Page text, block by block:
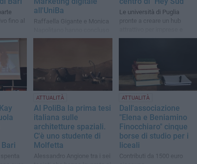
fino al
all'UniBa
Raffaella Gigante e Monica
il percorso con il massimo
Le università di Puglia
pronte a creare un hub
grandi ricercatori
ATTUALITÀ
Al PoliBa la prima tesi
italiana sulle
architetture spaziali.
C'è uno studente di
Molfetta
Alessandro Angione tra i sei
ATTUALITÀ
Dall'associazione
"Elena e Beniamino
Finocchiaro" cinque
borse di studio per i
liceali
Contributi da 1500 euro